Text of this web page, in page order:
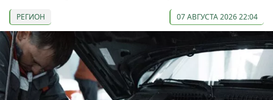
РЕГИОН 07 АВГУСТА 2026 22:04